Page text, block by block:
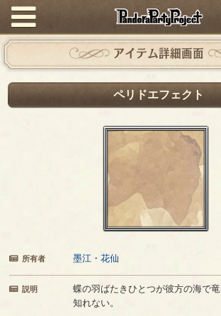
アイテム詳細画面
ペリドエフェクト
所有者 墨江・花仙
説明
蝶の羽ばたきひとつが彼方の海で
知れない。